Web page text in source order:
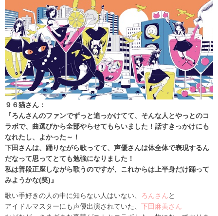
９６猫さん：
『ろんさんのファンでずっと追っかけてて、そんな人とやっとのコ
ラボで、曲選びから全部やらせてもらいました！話すきっかけにも
なれたし、よかった～！
下田さんは、踊りながら歌ってて、声優さんは体全体で表現するん
だなって思ってとても勉強になりました！
私は普段正座しながら歌うのですが、これからは上半身だけ踊って
みようかな(笑)』
歌い手好きの人の中に知らない人はいない、 ろんさんと
アイドルマスターにも声優出演されていた、 下田麻美さん